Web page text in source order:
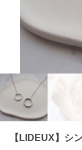
【LIDEUX】シ